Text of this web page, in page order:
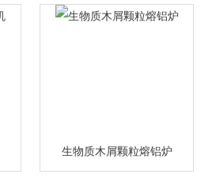
生物质木屑颗粒熔铝炉